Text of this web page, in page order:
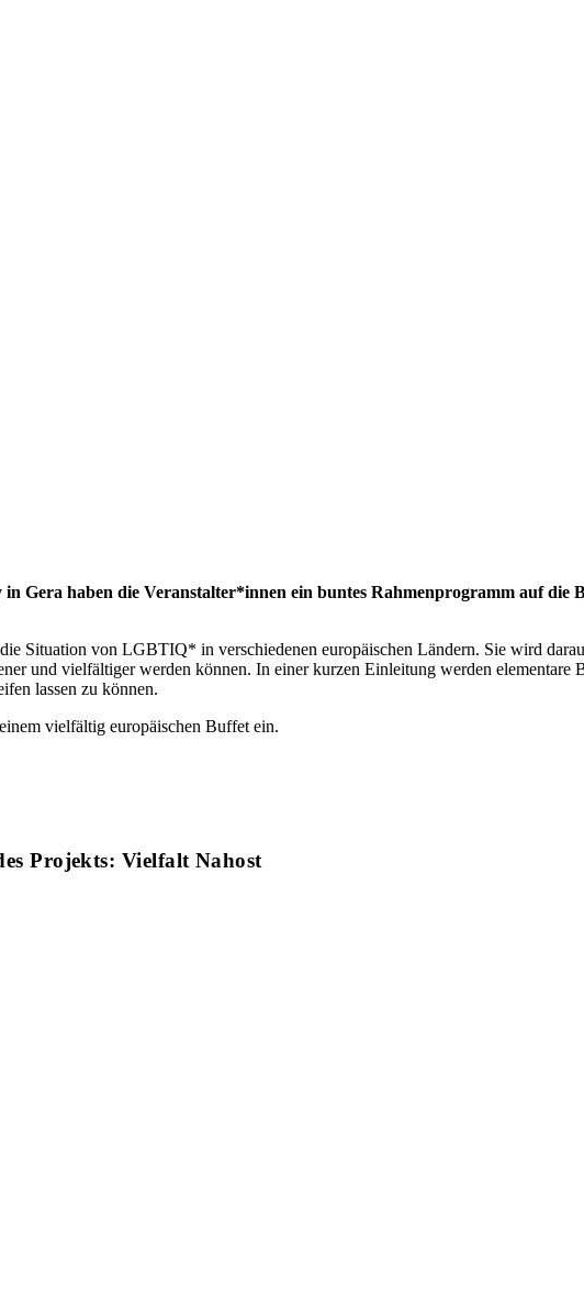
Gera haben die Veranstalter*innen ein buntes Rahmenprogramm auf die
Situation von LGBTIQ* in verschiedenen europäischen Ländern. Sie wird
und vielfältiger werden können. In einer kurzen Einleitung werden
lassen zu können.
vielfältig europäischen Buffet ein.
Projekts: Vielfalt Nahost